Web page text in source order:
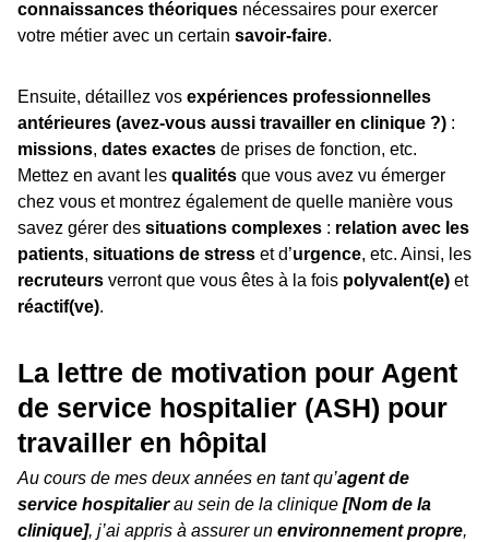
connaissances théoriques nécessaires pour exercer
votre métier avec un certain savoir-faire.
Ensuite, détaillez vos expériences professionnelles
antérieures (avez-vous aussi travailler en clinique ?) :
missions, dates exactes de prises de fonction, etc.
Mettez en avant les qualités que vous avez vu émerger
chez vous et montrez également de quelle manière vous
savez gérer des situations complexes : relation avec les
patients, situations de stress et d’urgence, etc. Ainsi, les
recruteurs verront que vous êtes à la fois polyvalent(e) et
réactif(ve).
La lettre de motivation pour Agent
de service hospitalier (ASH) pour
travailler en hôpital
Au cours de mes deux années en tant qu’agent de
service hospitalierau sein de la clinique [Nom de la
clinique], j’ai appris à assurer un environnement propre,